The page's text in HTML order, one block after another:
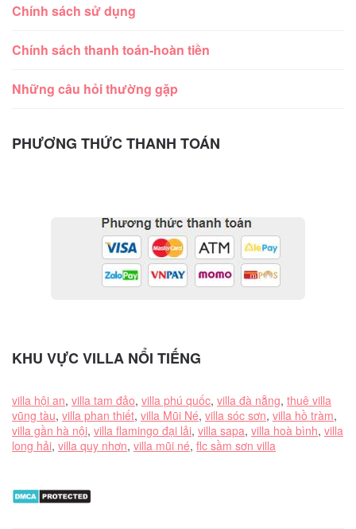
Chính sách sử dụng
Chính sách thanh toán-hoàn tiền
Những câu hỏi thường gặp
PHƯƠNG THỨC THANH TOÁN
KHU VỰC VILLA NỔI TIẾNG
villa hội an, villa tam đảo, villa phú quốc, villa đà nẵng, thuê villa
vũng tàu, villa phan thiết, villa Mũi Né, villa sóc sơn, villa hồ tràm,
villa gần hà nội, villa flamingo đại lải, villa sapa, villa hoà bình, villa
long hải, villa quy nhơn, villa mũi né, flc sầm sơn villa